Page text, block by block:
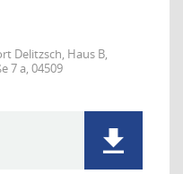
Delitzsch, Haus B,
7 a, 04509